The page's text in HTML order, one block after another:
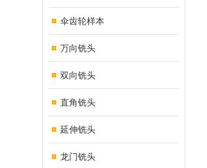
伞齿轮样本
万向铣头
双向铣头
直角铣头
延伸铣头
龙门铣头